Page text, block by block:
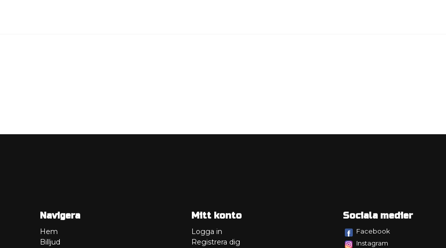
Navigera
Hem
Billjud
Mitt konto
Logga in
Registrera dig
Sociala medier
Facebook
Instagram